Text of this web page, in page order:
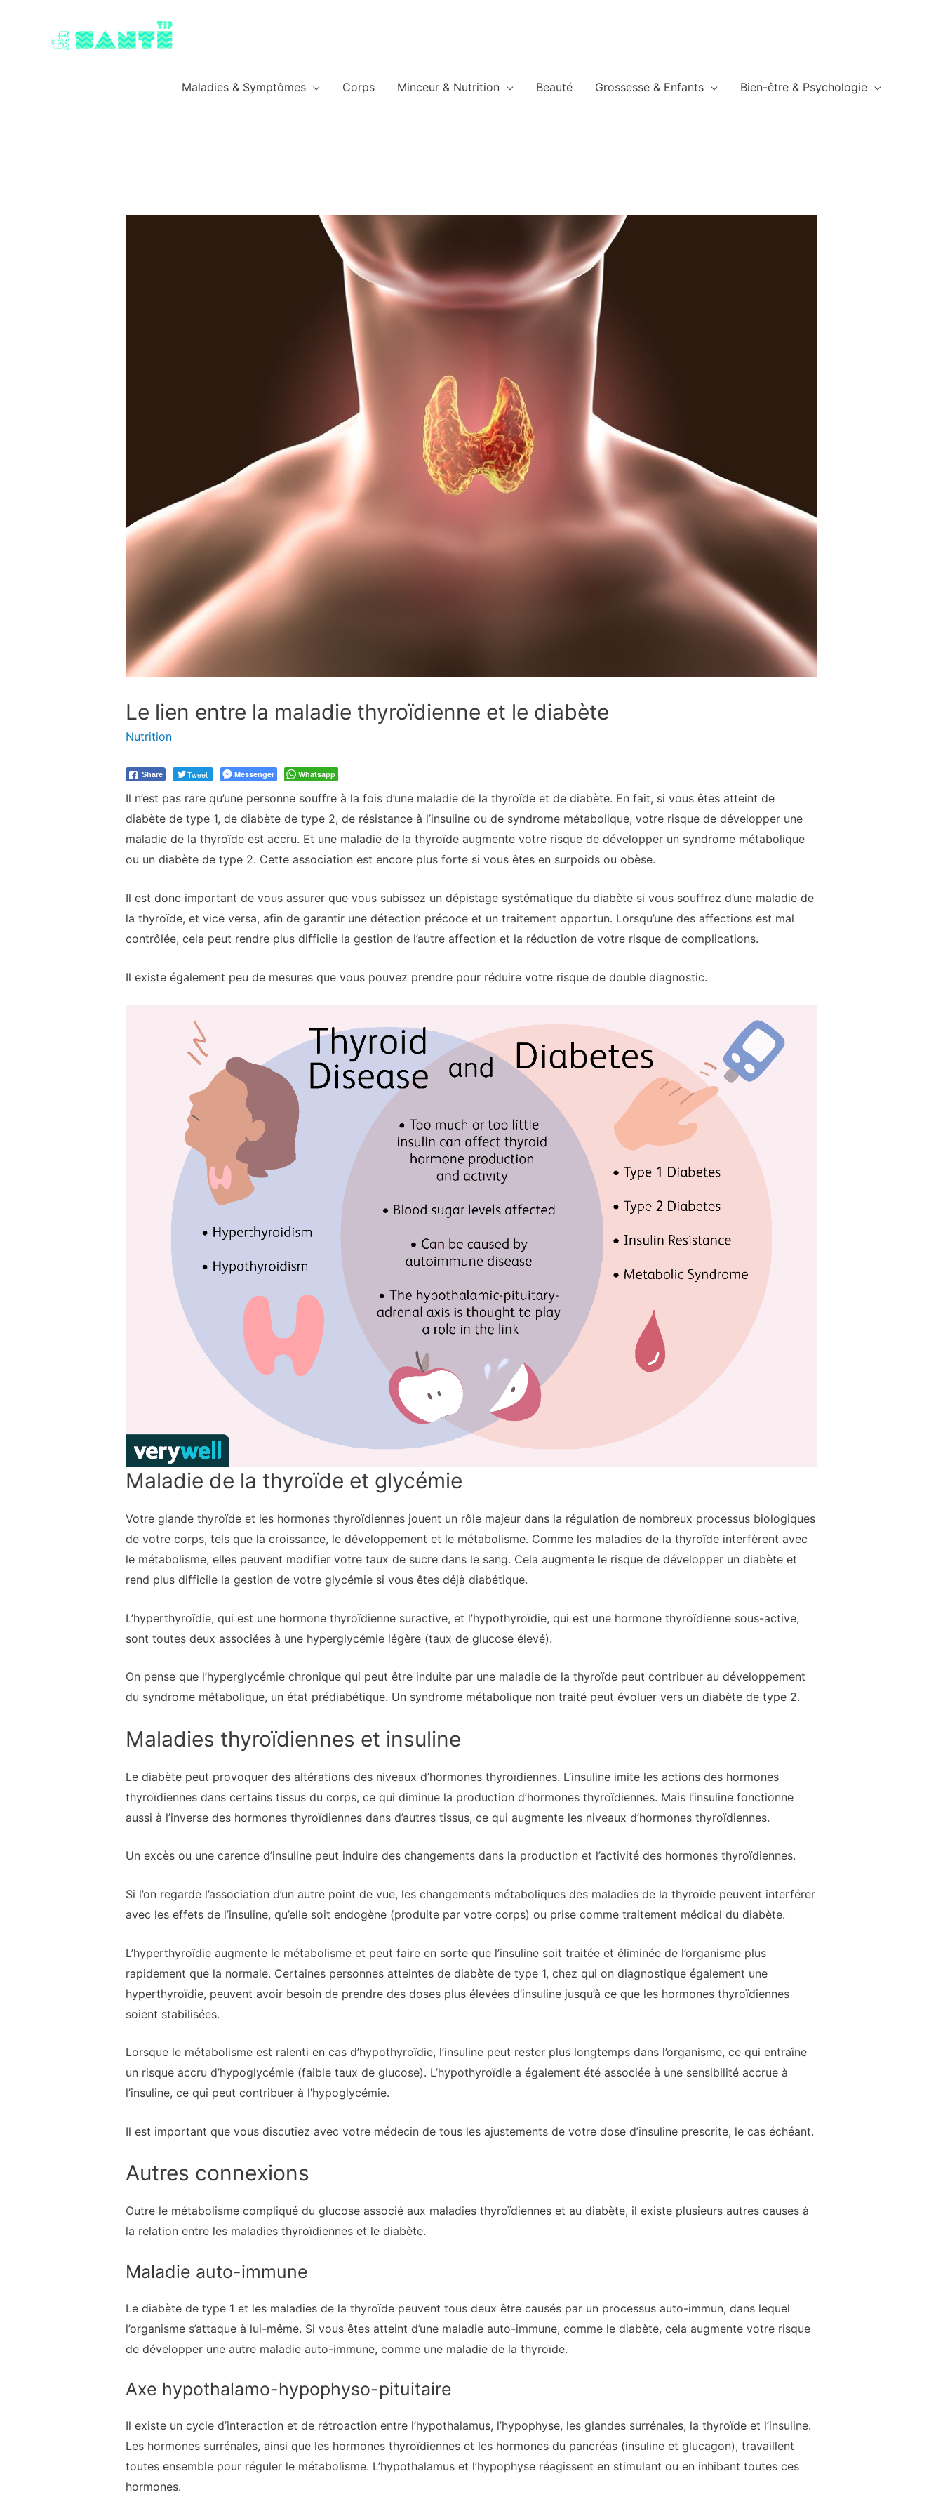
Maladies & Symptômes Corps Minceur & Nutrition Beauté Grossesse & Enfants Bien-être & Psychologie
Le lien entre la maladie thyroïdienne et le diabète
Nutrition
Share Tweet Messenger Whatsapp
Il n’est pas rare qu’une personne souffre à la fois d’une maladie de la thyroïde et de diabète. En fait, si vous êtes atteint de
diabète de type 1, de diabète de type 2, de résistance à l’insuline ou de syndrome métabolique, votre risque de développer une
maladie de la thyroïde est accru. Et une maladie de la thyroïde augmente votre risque de développer un syndrome métabolique
ou un diabète de type 2. Cette association est encore plus forte si vous êtes en surpoids ou obèse.
Il est donc important de vous assurer que vous subissez un dépistage systématique du diabète si vous souffrez d’une maladie de
la thyroïde, et vice versa, afin de garantir une détection précoce et un traitement opportun. Lorsqu’une des affections est mal
contrôlée, cela peut rendre plus difficile la gestion de l’autre affection et la réduction de votre risque de complications.
Il existe également peu de mesures que vous pouvez prendre pour réduire votre risque de double diagnostic.
Maladie de la thyroïde et glycémie
Votre glande thyroïde et les hormones thyroïdiennes jouent un rôle majeur dans la régulation de nombreux processus biologiques
de votre corps, tels que la croissance, le développement et le métabolisme. Comme les maladies de la thyroïde interfèrent avec
le métabolisme, elles peuvent modifier votre taux de sucre dans le sang. Cela augmente le risque de développer un diabète et
rend plus difficile la gestion de votre glycémie si vous êtes déjà diabétique.
L’hyperthyroïdie, qui est une hormone thyroïdienne suractive, et l’hypothyroïdie, qui est une hormone thyroïdienne sous-active,
sont toutes deux associées à une hyperglycémie légère (taux de glucose élevé).
On pense que l’hyperglycémie chronique qui peut être induite par une maladie de la thyroïde peut contribuer au développement
du syndrome métabolique, un état prédiabétique. Un syndrome métabolique non traité peut évoluer vers un diabète de type 2.
Maladies thyroïdiennes et insuline
Le diabète peut provoquer des altérations des niveaux d’hormones thyroïdiennes. L’insuline imite les actions des hormones
thyroïdiennes dans certains tissus du corps, ce qui diminue la production d’hormones thyroïdiennes. Mais l’insuline fonctionne
aussi à l’inverse des hormones thyroïdiennes dans d’autres tissus, ce qui augmente les niveaux d’hormones thyroïdiennes.
Un excès ou une carence d’insuline peut induire des changements dans la production et l’activité des hormones thyroïdiennes.
Si l’on regarde l’association d’un autre point de vue, les changements métaboliques des maladies de la thyroïde peuvent interférer
avec les effets de l’insuline, qu’elle soit endogène (produite par votre corps) ou prise comme traitement médical du diabète.
L’hyperthyroïdie augmente le métabolisme et peut faire en sorte que l’insuline soit traitée et éliminée de l’organisme plus
rapidement que la normale. Certaines personnes atteintes de diabète de type 1, chez qui on diagnostique également une
hyperthyroïdie, peuvent avoir besoin de prendre des doses plus élevées d’insuline jusqu’à ce que les hormones thyroïdiennes
soient stabilisées.
Lorsque le métabolisme est ralenti en cas d’hypothyroïdie, l’insuline peut rester plus longtemps dans l’organisme, ce qui entraîne
un risque accru d’hypoglycémie (faible taux de glucose). L’hypothyroïdie a également été associée à une sensibilité accrue à
l’insuline, ce qui peut contribuer à l’hypoglycémie.
Il est important que vous discutiez avec votre médecin de tous les ajustements de votre dose d’insuline prescrite, le cas échéant.
Autres connexions
Outre le métabolisme compliqué du glucose associé aux maladies thyroïdiennes et au diabète, il existe plusieurs autres causes à
la relation entre les maladies thyroïdiennes et le diabète.
Maladie auto-immune
Le diabète de type 1 et les maladies de la thyroïde peuvent tous deux être causés par un processus auto-immun, dans lequel
l’organisme s’attaque à lui-même. Si vous êtes atteint d’une maladie auto-immune, comme le diabète, cela augmente votre risque
de développer une autre maladie auto-immune, comme une maladie de la thyroïde.
Axe hypothalamo-hypophyso-pituitaire
Il existe un cycle d’interaction et de rétroaction entre l’hypothalamus, l’hypophyse, les glandes surrénales, la thyroïde et l’insuline.
Les hormones surrénales, ainsi que les hormones thyroïdiennes et les hormones du pancréas (insuline et glucagon), travaillent
toutes ensemble pour réguler le métabolisme. L’hypothalamus et l’hypophyse réagissent en stimulant ou en inhibant toutes ces
hormones.